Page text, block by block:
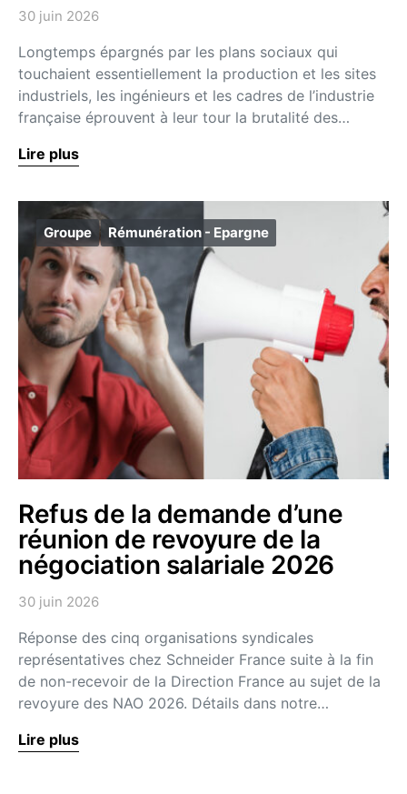
30 juin 2026
Longtemps épargnés par les plans sociaux qui
touchaient essentiellement la production et les sites
industriels, les ingénieurs et les cadres de l’industrie
française éprouvent à leur tour la brutalité des…
Lire plus
Groupe Rémunération - Epargne
Refus de la demande d’une
réunion de revoyure de la
négociation salariale 2026
30 juin 2026
Réponse des cinq organisations syndicales
représentatives chez Schneider France suite à la fin
de non-recevoir de la Direction France au sujet de la
revoyure des NAO 2026. Détails dans notre…
Lire plus